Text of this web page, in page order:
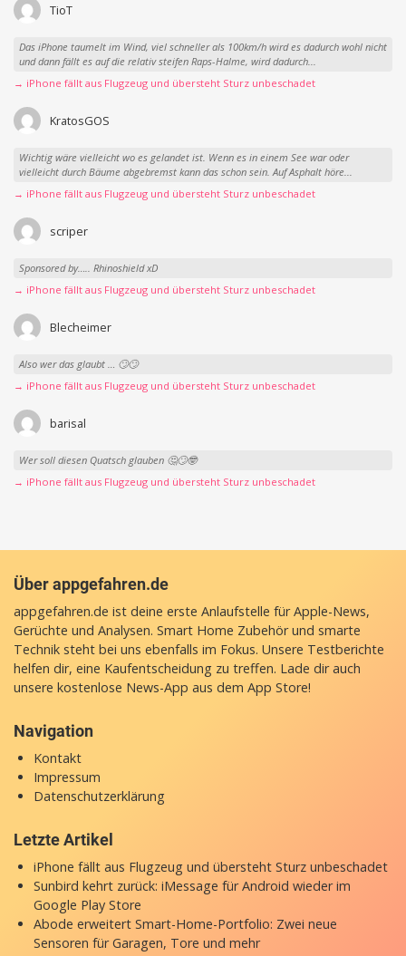
TioT
Das iPhone taumelt im Wind, viel schneller als 100km/h wird es dadurch wohl nicht
und dann fällt es auf die relativ steifen Raps-Halme, wird dadurch...
→ iPhone fällt aus Flugzeug und übersteht Sturz unbeschadet
KratosGOS
Wichtig wäre vielleicht wo es gelandet ist. Wenn es in einem See war oder
vielleicht durch Bäume abgebremst kann das schon sein. Auf Asphalt höre...
→ iPhone fällt aus Flugzeug und übersteht Sturz unbeschadet
scriper
Sponsored by….. Rhinoshield xD
→ iPhone fällt aus Flugzeug und übersteht Sturz unbeschadet
Blecheimer
Also wer das glaubt … 🙄🙄
→ iPhone fällt aus Flugzeug und übersteht Sturz unbeschadet
barisal
Wer soll diesen Quatsch glauben 🤔🙄🤓
→ iPhone fällt aus Flugzeug und übersteht Sturz unbeschadet
Über appgefahren.de
appgefahren.de ist deine erste Anlaufstelle für Apple-News,
Gerüchte und Analysen. Smart Home Zubehör und smarte
Technik steht bei uns ebenfalls im Fokus. Unsere Testberichte
helfen dir, eine Kaufentscheidung zu treffen. Lade dir auch
unsere kostenlose News-App aus dem App Store!
Navigation
Kontakt
Impressum
Datenschutzerklärung
Letzte Artikel
iPhone fällt aus Flugzeug und übersteht Sturz unbeschadet
Sunbird kehrt zurück: iMessage für Android wieder im
Google Play Store
Abode erweitert Smart-Home-Portfolio: Zwei neue
Sensoren für Garagen, Tore und mehr